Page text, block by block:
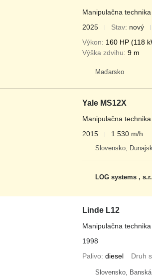
Manipulačna
2025
Stav nový
Výkon
160 HP (118
Výška zdvihu 9 m
Maďarsko
Yale MS12X
Manipulačna
2015
1 530 m/h
Slovensko,
LOG systems ,
Linde L12
Manipulačna
1998
Palivo diesel Druh
Slovensko,